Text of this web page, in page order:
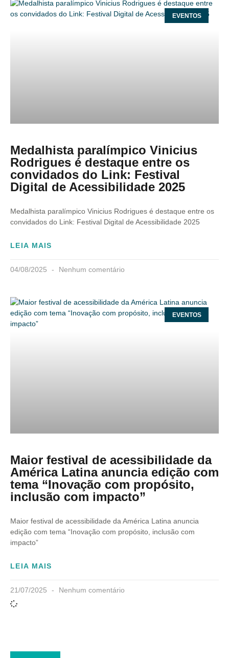
EVENTOS
Medalhista paralímpico Vinicius
Rodrigues é destaque entre os
convidados do Link: Festival
Digital de Acessibilidade 2025
Medalhista paralímpico Vinicius Rodrigues é destaque entre os
convidados do Link: Festival Digital de Acessibilidade 2025
LEIA MAIS
04/08/2025 Nenhum comentário
EVENTOS
Maior festival de acessibilidade da
América Latina anuncia edição com
tema “Inovação com propósito,
inclusão com impacto”
Maior festival de acessibilidade da América Latina anuncia
edição com tema “Inovação com propósito, inclusão com
impacto”
LEIA MAIS
21/07/2025 Nenhum comentário